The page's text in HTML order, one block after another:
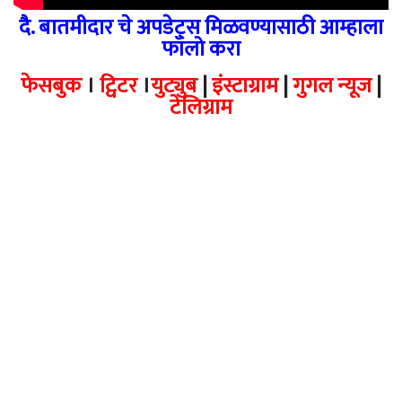
दै. बातमीदार चे अपडेट्स मिळवण्यासाठी आम्हाला
फॉलो करा
फेसबुक। ट्विटर।युट्युब|इंस्टाग्राम|गुगल न्यूज|
टेलिग्राम